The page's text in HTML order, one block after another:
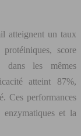
atteignent un taux
score
dans les mêmes
atteint 87%,
Ces performances
enzymatiques et la